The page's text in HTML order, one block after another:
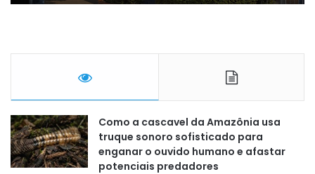
Como a cascavel da Amazônia usa
truque sonoro sofisticado para
enganar o ouvido humano e afastar
potenciais predadores